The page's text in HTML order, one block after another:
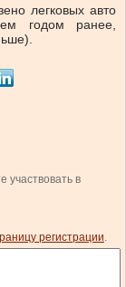
легковых авто
годом ранее,
участвовать в
регистрации.